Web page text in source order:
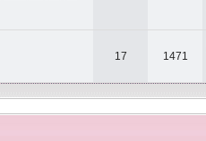
17 1471